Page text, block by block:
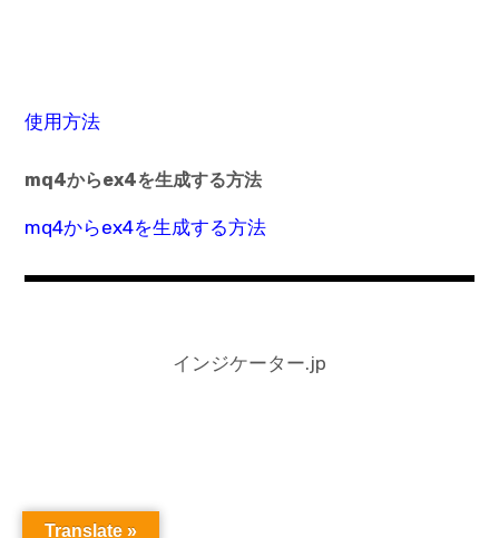
使用方法
mq4からex4を生成する方法
mq4からex4を生成する方法
Translate »
インジケーター.jp